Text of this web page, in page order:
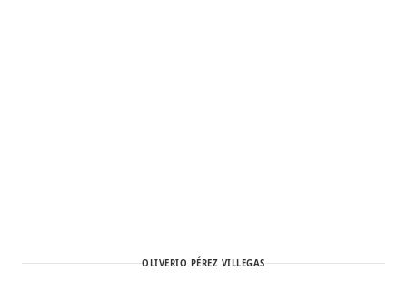
OLIVERIO PÉREZ VILLEGAS